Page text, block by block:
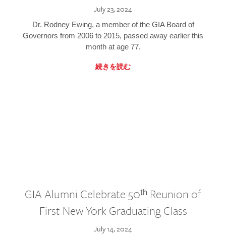
July 23, 2024
Dr. Rodney Ewing, a member of the GIA Board of
Governors from 2006 to 2015, passed away earlier this
month at age 77.
続きを読む
GIA Alumni Celebrate 50ᵗʰ Reunion of
First New York Graduating Class
July 14, 2024